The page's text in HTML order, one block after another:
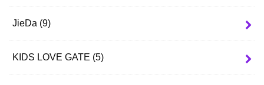
JieDa (9)
KIDS LOVE GATE (5)